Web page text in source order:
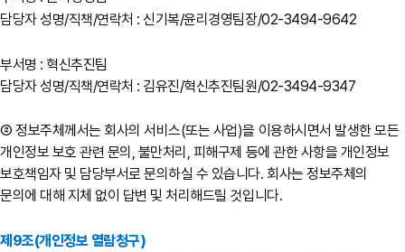
담당자 성명/직책/연락처 : 신기복/윤리경영팀장/02-3494-9642
부서명 : 혁신추진팀
담당자 성명/직책/연락처 : 김유진/혁신추진팀원/02-3494-9347
② 정보주체께서는 회사의 서비스(또는 사업)을 이용하시면서 발생한 모든
개인정보 보호 관련 문의, 불만처리, 피해구제 등에 관한 사항을 개인정보
보호책임자 및 담당부서로 문의하실 수 있습니다. 회사는 정보주체의
문의에 대해 지체 없이 답변 및 처리해드릴 것입니다.
제9조(개인정보 열람청구)